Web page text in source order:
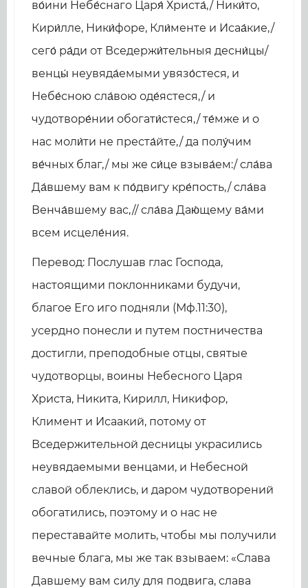
во́ини Небе́снаго Царя́ Христа́,/ Ники́то,
Кири́лле, Ники́форе, Кли́менте и Исаа́кие,/
сего́ ра́ди от Вседержи́тельныя десни́цы/
венцы́ неувяда́емыми увязо́стеся, и
Небе́сною сла́вою оде́ястеся,/ и
чудотворе́нии обогати́стеся,/ те́мже и о
нас моли́ти не преста́йте,/ да полу́чим
ве́чных благ,/ мы же си́це взыва́ем:/ сла́ва
Да́вшему вам к по́двигу кре́пость,/ сла́ва
Венча́вшему вас,// сла́ва Даю́щему ва́ми
всем исцеле́ния.
Перевод: Послушав глас Господа,
настоящими поклонниками будучи,
благое Его иго подняли (Мф.11:30),
усердно понесли и путем постничества
достигли, преподобные отцы, святые
чудотворцы, воины Небесного Царя
Христа, Никита, Кирилл, Никифор,
Климент и Исаакий, потому от
Вседержительной десницы украсились
неувядаемыми венцами, и Небесной
славой облеклись, и даром чудотворений
обогатились, поэтому и о нас не
переставайте молить, чтобы мы получили
вечные блага, мы же так взываем: «Слава
Давшему вам силу для подвига, слава